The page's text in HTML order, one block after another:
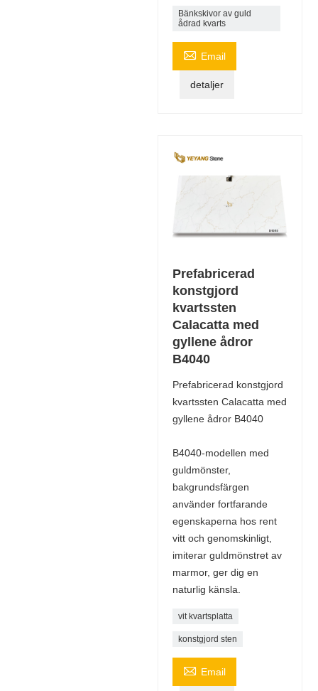
Bänkskivor av guld
ådrad kvarts
 Email
detaljer
Prefabricerad
konstgjord
kvartssten
Calacatta med
gyllene ådror
B4040
Prefabricerad konstgjord
kvartssten Calacatta med
gyllene ådror B4040
B4040-modellen med
guldmönster,
bakgrundsfärgen
använder fortfarande
egenskaperna hos rent
vitt och genomskinligt,
imiterar guldmönstret av
marmor, ger dig en
naturlig känsla.
vit kvartsplatta
konstgjord sten
 Email